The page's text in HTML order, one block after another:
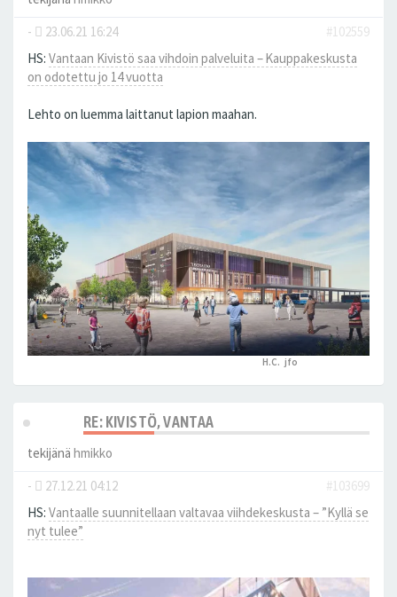
-
23.06.21 16:24
#102559
HS: Vantaan Kivistö saa vihdoin palveluita – Kauppakeskusta
on odotettu jo 14 vuotta
Lehto on luemma laittanut lapion maahan.
H.C. ,jfo
RE: KIVISTÖ, VANTAA
tekijänä hmikko
-
27.12.21 04:12
#103699
HS: Vantaalle suunnitellaan valtavaa viihdekeskusta – ”Kyllä se
nyt tulee”